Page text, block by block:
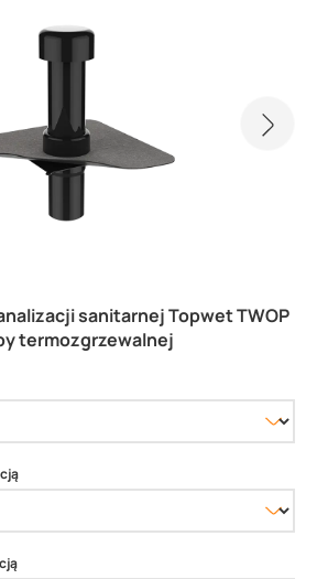
sanitarnej Topwet TWOP
termozgrzewalnej